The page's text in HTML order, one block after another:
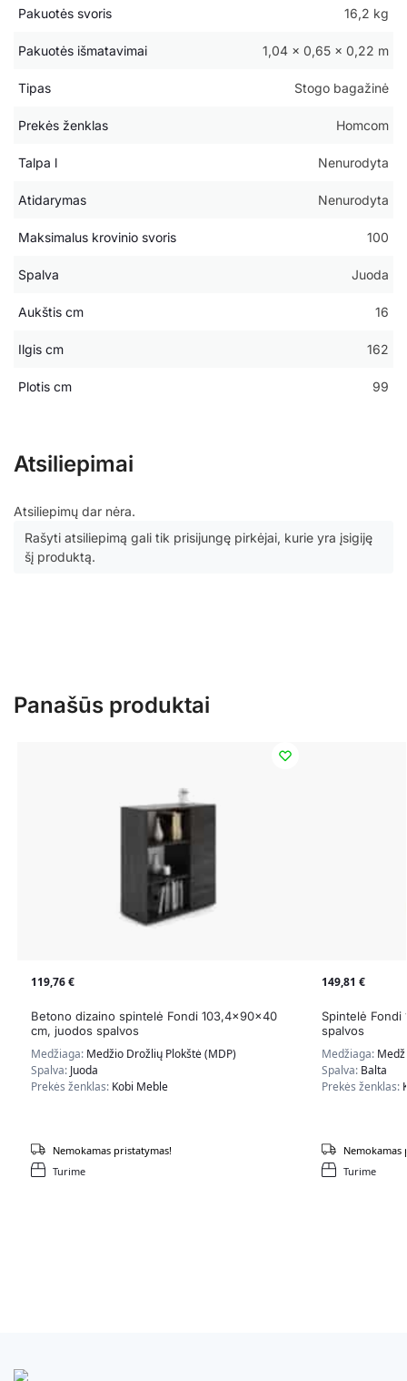
Pakuotės svoris 16,2 kg
Pakuotės išmatavimai 1,04 × 0,65 × 0,22 m
Tipas Stogo bagažinė
Prekės ženklas Homcom
Talpa l Nenurodyta
Atidarymas Nenurodyta
Maksimalus krovinio svoris 100
Spalva Juoda
Aukštis cm 16
Ilgis cm 162
Plotis cm 99
Atsiliepimai
Atsiliepimų dar nėra.
Rašyti atsiliepimą gali tik prisijungę pirkėjai, kurie yra įsigiję
šį produktą.
Panašūs produktai
119,76€
Betono dizaino spintelė Fondi 103,4x90x40
cm, juodos spalvos
Medžiaga: Medžio Drožlių Plokštė (MDP)
Spalva: Juoda
Prekės ženklas: Kobi Meble
Turime
Nemokamas pristatymas!
149,81 €
Spintelė Fondi
spalvos
Medžiaga:
Spalva: Balta
Prekės ženklas:
Turime
Nemokamas